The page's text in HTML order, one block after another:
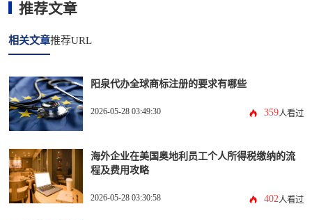
推荐文章
相关文章推荐URL
阳泉代办全球商标注册的要求有哪些
2026-05-28 03:49:30 359人看过
海外企业在美国奥地利员工个人所得税缴纳的流
程及费用攻略
2026-05-28 03:30:58 402人看过